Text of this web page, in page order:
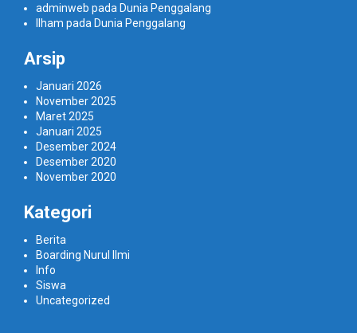
adminweb pada Dunia Penggalang
Ilham pada Dunia Penggalang
Arsip
Januari 2026
November 2025
Maret 2025
Januari 2025
Desember 2024
Desember 2020
November 2020
Kategori
Berita
Boarding Nurul Ilmi
Info
Siswa
Uncategorized